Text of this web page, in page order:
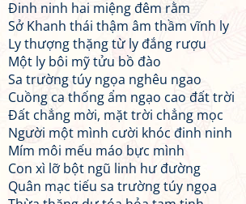
Đinh ninh hai miệng đêm rằm
Sở Khanh thái thậm âm thầm vĩnh ly
Ly thượng thặng từ ly đắng rượu
Một ly bôi mỹ tửu bồ đào
Sa trường túy ngọa nghêu ngao
Cuồng ca thống ẩm ngạo cao đất trời
Đất chẳng mời, mặt trời chẳng mọc
Người một mình cười khóc đinh ninh
Mím môi mếu máo bực mình
Con xì lỡ bột ngũ linh hư đường
Quân mạc tiếu sa trường túy ngọa